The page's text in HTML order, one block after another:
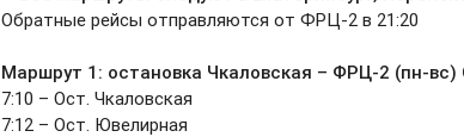
Обратные рейсы отправляются от ФРЦ-2 в 21:20
Маршрут 1: остановка Чкаловская – ФРЦ-2 (пн-
7:10 – Ост. Чкаловская
7:12 – Ост. Ювелирная